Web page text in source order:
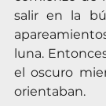
salir en la
luna.
el oscuro
orientaban.